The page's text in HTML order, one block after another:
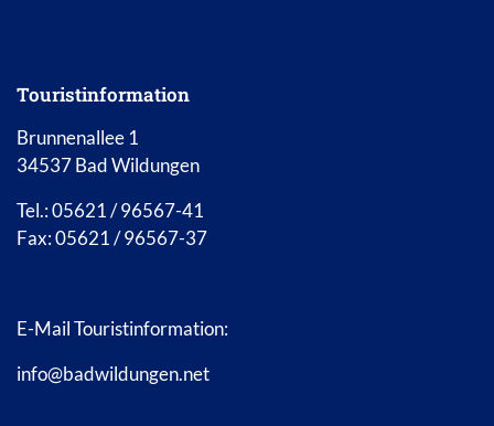
Touristinformation
Brunnenallee 1
34537 Bad Wildungen
Tel.: 05621 / 96567-41
Fax: 05621 / 96567-37
E-Mail Touristinformation:
info@badwildungen.net